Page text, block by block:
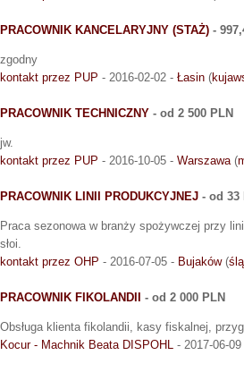
PRACOWNIK KANCELARYJNY (STAŻ) -
zgodny
kontakt przez PUP - 2016-02-02 - Łasin (
PRACOWNIK TECHNICZNY - od 2 500 PLN
jw.
kontakt przez PUP - 2016-10-05 - Warszawa (
PRACOWNIK LINII PRODUKCYJNEJ - od 33
Praca sezonowa w branży spożywczej przy
słoi.
kontakt przez OHP - 2016-07-05 - Bujaków(
PRACOWNIK FIKOLANDII - od 2 000 PLN
Obsługa klienta fikolandii, kasy fiskalnej,
Kocur - Machnik Beata DISPOHL - 2017-06-09